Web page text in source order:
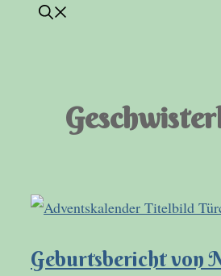
Geburtsbericht von